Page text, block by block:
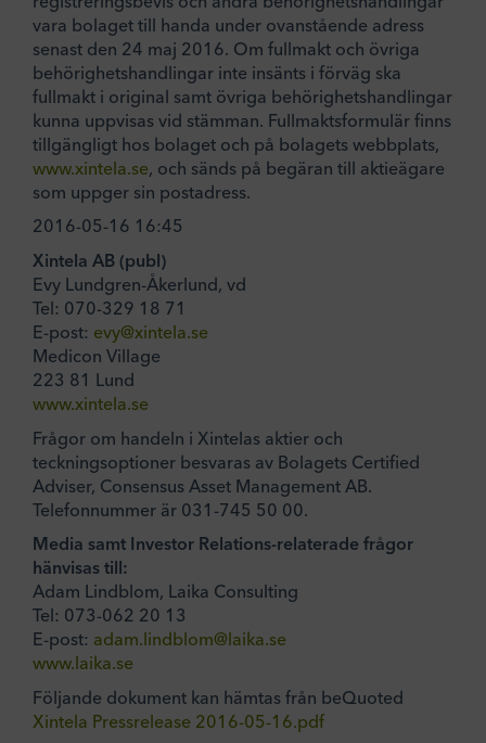
vara bolaget till handa under ovanstående adress
senast den 24 maj 2016. Om fullmakt och övriga
behörighetshandlingar inte insänts i förväg ska
fullmakt i original samt övriga behörighetshandlingar
kunna uppvisas vid stämman. Fullmaktsformulär finns
tillgängligt hos bolaget och på bolagets webbplats,
www.xintela.se, och sänds på begäran till aktieägare
som uppger sin postadress.
2016-05-16 16:45
Xintela AB (publ)
Evy Lundgren-Åkerlund, vd
Tel: 070-329 18 71
E-post: evy@xintela.se
Medicon Village
223 81 Lund
www.xintela.se
Frågor om handeln i Xintelas aktier och
teckningsoptioner besvaras av Bolagets Certified
Adviser, Consensus Asset Management AB.
Telefonnummer är 031-745 50 00.
Media samt Investor Relations-relaterade frågor
hänvisas till:
Adam Lindblom, Laika Consulting
Tel: 073-062 20 13
E-post: adam.lindblom@laika.se
www.laika.se
Följande dokument kan hämtas från beQuoted
Xintela Pressrelease 2016-05-16.pdf